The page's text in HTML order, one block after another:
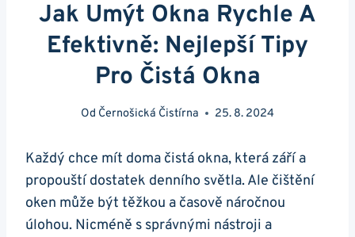
Jak Umýt Okna Rychle A
Efektivně: Nejlepší Tipy
Pro Čistá Okna
Od Černošická Čistírna 25. 8. 2024
Každý chce mít doma čistá okna, která září a
propouští dostatek denního světla. Ale čištění
oken může být těžkou a časově náročnou
úlohou. Nicméně s správnými nástroji a